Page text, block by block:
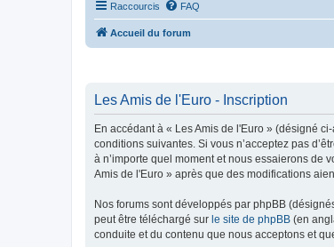
Raccourcis FAQ
Accueil du forum
Les Amis de l'Euro - Inscription
En accédant à « Les Amis de l'Euro » (désigné
conditions suivantes. Si vous n’acceptez pas
à n’importe quel moment et nous essaierons de
Amis de l'Euro » après que des modifications
Nos forums sont développés par phpBB
peut être téléchargé sur le site de phpBB (en
conduite et du contenu que nous acceptons et